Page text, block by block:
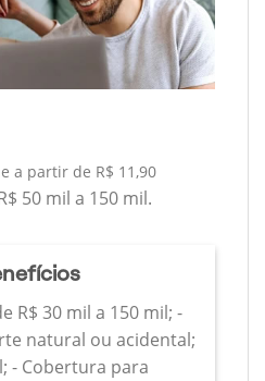
a partir de R$ 11,90
50 mil a 150 mil.
R$ 30 mil a 150 mil; -
natural ou acidental;
- Cobertura para